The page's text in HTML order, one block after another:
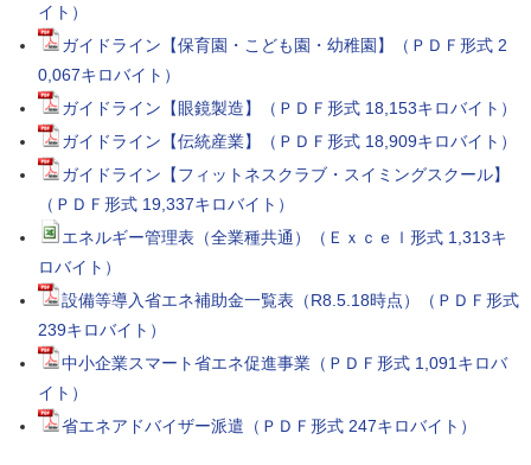
イト）
ガイドライン【保育園・こども園・幼稚園】（ＰＤＦ形式 2
0,067キロバイト）
ガイドライン【眼鏡製造】（ＰＤＦ形式 18,153キロバイト）
ガイドライン【伝統産業】（ＰＤＦ形式 18,909キロバイト）
ガイドライン【フィットネスクラブ・スイミングスクール】
（ＰＤＦ形式 19,337キロバイト）
エネルギー管理表（全業種共通）（Ｅｘｃｅｌ形式 1,313キ
ロバイト）
設備等導入省エネ補助金一覧表（R8.5.18時点）（ＰＤＦ形式
239キロバイト）
中小企業スマート省エネ促進事業（ＰＤＦ形式 1,091キロバ
イト）
省エネアドバイザー派遣（ＰＤＦ形式 247キロバイト）